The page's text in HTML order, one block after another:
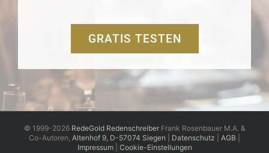
GRATIS TESTEN
© 1999-2026 RedeGold RedenschreiberFrank Rosenbauer M.A. &
Co-Autoren, Altenhof 9, D-57074 Siegen Datenschutz AGB
Impressum| Cookie-Einstellungen